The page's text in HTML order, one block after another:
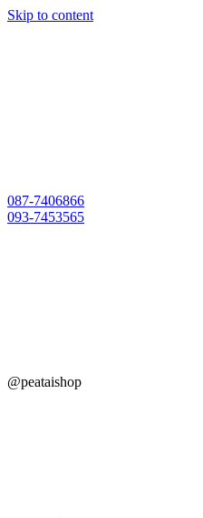
Skip to content
087-7406866
093-7453565
@peataishop